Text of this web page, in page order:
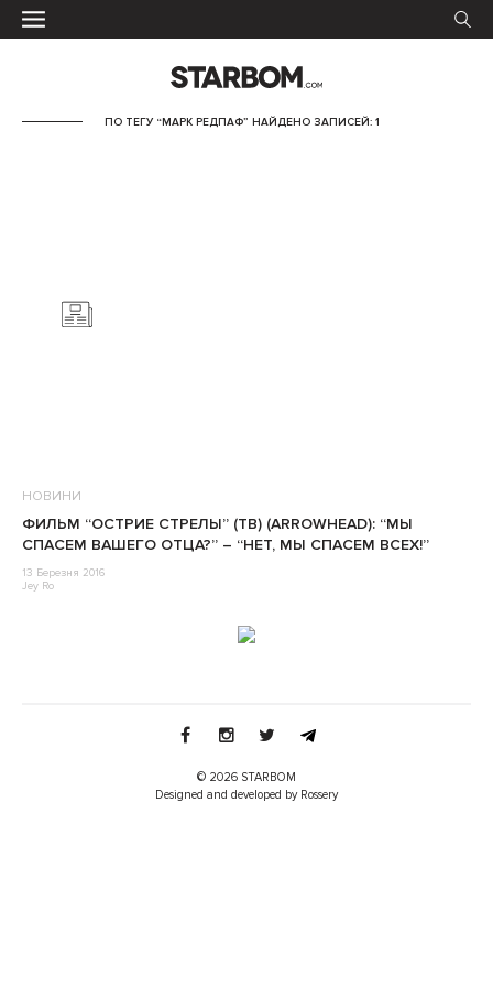
ПО ТЕГУ “МАРК РЕДПАФ” НАЙДЕНО ЗАПИСЕЙ: 1
НОВИНИ
ФИЛЬМ “ОСТРИЕ СТРЕЛЫ” (ТВ) (ARROWHEAD): “МЫ
СПАСЕМ ВАШЕГО ОТЦА?” – “НЕТ, МЫ СПАСЕМ ВСЕХ!”
13 Березня 2016
Jey Ro
© 2026 STARBOM
Designed and developed by Rossery